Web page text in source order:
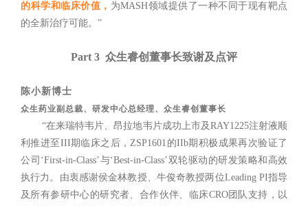
的科学和临床价值， 为MASH领域提供了一种不同于现有靶点
的全新治疗可能。”
Part 3 众生睿创董事长致谢及点评
陈小新博士
众生药业副总裁、研发中心总经理、众生睿创董事长
“在来瑞特韦片、昂拉地韦片成功上市及RAY1225注射液顺
利推进至III期临床之后，ZSP1601的IIb期积极成果再次验证了
公司‘First-in-Class’与‘Best-in-Class’双轮驱动的研发策略和高效
执行力。由衷感谢侯金林教授、牛俊奇教授两位Leading PI指导
及所有参研中心的研究者、合作伙伴、临床CRO团队支持，以